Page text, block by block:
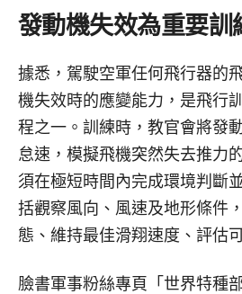
發動機失效為重要訓
據悉，駕駛空軍任何飛行器的
機失效時的應變能力，是飛行
程之一。訓練時，教官會將發
怠速，模擬飛機突然失去推力
須在極短時間內完成環境判斷
括觀察風向、風速及地形條件
態、維持最佳滑翔速度、評估
臉書軍事粉絲專頁「世界特種